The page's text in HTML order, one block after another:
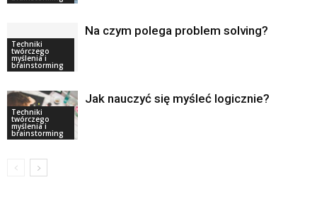
Techniki
twórczego
myślenia i
brainstorming
Na czym polega problem solving?
Techniki
twórczego
myślenia i
brainstorming
Jak nauczyć się myśleć logicznie?